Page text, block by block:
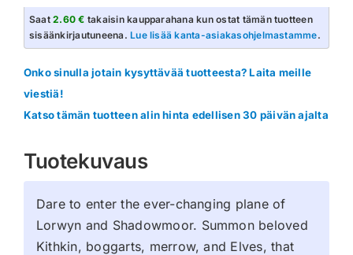
määrä
Saat2.60 € takaisin kaupparahana kun ostat tämän tuotteen
sisäänkirjautuneena.Lue lisää kanta-asiakasohjelmastamme.
Onko sinulla jotain kysyttävää tuotteesta? Laita meille
viestiä!
Katso tämän tuotteen alin hinta edellisen 30 päivän ajalta
Tuotekuvaus
Dare to enter the ever-changing plane of
Lorwyn and Shadowmoor. Summon beloved
Kithkin, boggarts, merrow, and Elves, that